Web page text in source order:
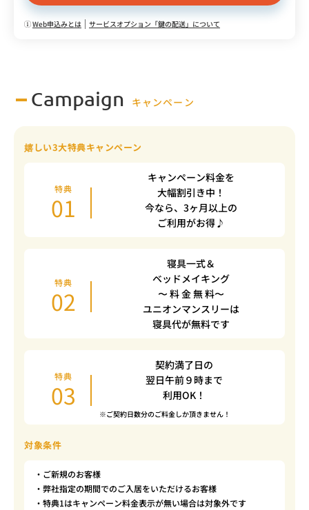
Web申込みとは サービスオプション「鍵の配送」について
Campaign キャンペーン
嬉しい3大特典キャンペーン
特典
01
キャンペーン料金を
大幅割引き中！
今なら、3ヶ月以上の
ご利用がお得♪
特典
02
寝具一式＆
ベッドメイキング
〜 料 金 無 料〜
ユニオンマンスリーは
寝具代が無料です
特典
03
契約満了日の
翌日午前９時まで
利用OK！
※ご契約日数分のご料金しか頂きません！
対象条件
・ご新規のお客様
・弊社指定の期間でのご入居をいただけるお客様
・特典1はキャンペーン料金表示が無い場合は対象外です